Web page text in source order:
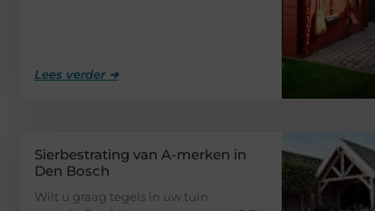
Lees verder ➜
Sierbestrating van A-merken in
Den Bosch
Wilt u graag tegels in uw tuin